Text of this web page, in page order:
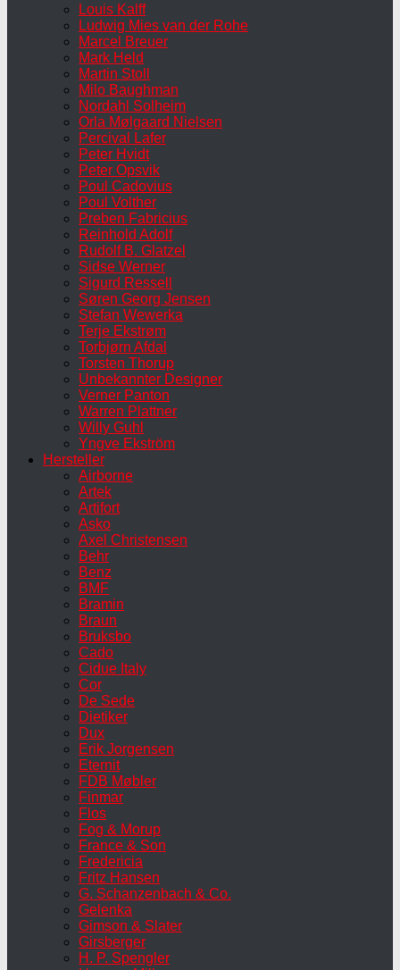
Louis Kalff
Ludwig Mies van der Rohe
Marcel Breuer
Mark Held
Martin Stoll
Milo Baughman
Nordahl Solheim
Orla Mølgaard Nielsen
Percival Lafer
Peter Hvidt
Peter Opsvik
Poul Cadovius
Poul Volther
Preben Fabricius
Reinhold Adolf
Rudolf B. Glatzel
Sidse Werner
Sigurd Ressell
Søren Georg Jensen
Stefan Wewerka
Terje Ekstrøm
Torbjørn Afdal
Torsten Thorup
Unbekannter Designer
Verner Panton
Warren Plattner
Willy Guhl
Yngve Ekström
Hersteller
Airborne
Artek
Artifort
Asko
Axel Christensen
Behr
Benz
BMF
Bramin
Braun
Bruksbo
Cado
Cidue Italy
Cor
De Sede
Dietiker
Dux
Erik Jorgensen
Eternit
FDB Møbler
Finmar
Flos
Fog & Morup
France & Son
Fredericia
Fritz Hansen
G. Schanzenbach & Co.
Gelenka
Gimson & Slater
Girsberger
H. P. Spengler